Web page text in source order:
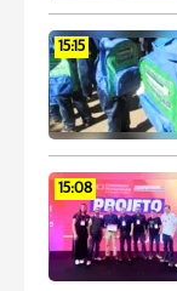
15:15
15:08